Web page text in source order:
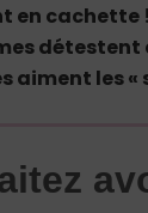
en
détestent
aiment les «